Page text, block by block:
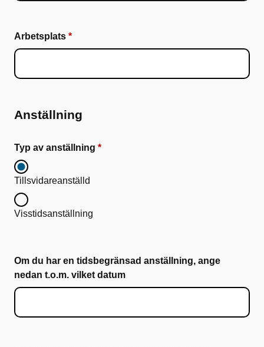
Arbetsplats
Anställning
Typ av anställning
Tillsvidareanställd
Visstidsanställning
Om du har en tidsbegränsad anställning, ange
nedan t.o.m. vilket datum